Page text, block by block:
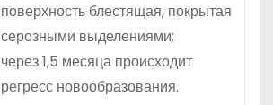
поверхность блестящая, покрытая
серозными выделениями;
через 1,5 месяца происходит
регресс новообразования.